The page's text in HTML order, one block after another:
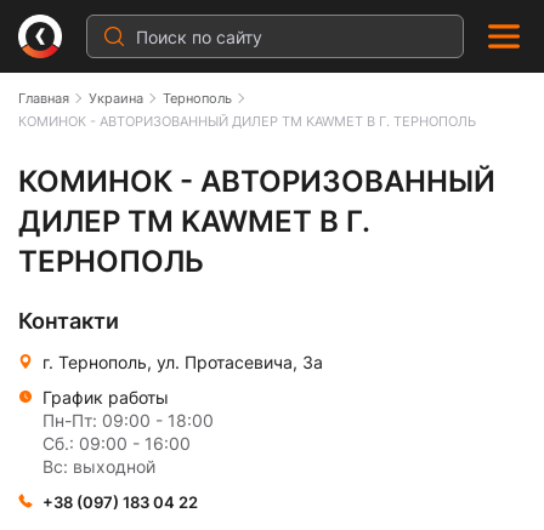
Главная Украина
Тернополь
КОМИНОК - АВТОРИЗОВАННЫЙ ДИЛЕР ТМ KAWMET В Г. ТЕРНОПОЛЬ
КОМИНОК - АВТОРИЗОВАННЫЙ
КОМИНОК - АВТОРИЗОВАННЫЙ
ДИЛЕР ТМ KAWMET В Г.
ТЕРНОПОЛЬ
Контакти
г. Тернополь, ул. Протасевича, 3а
График работы
Пн-Пт: 09:00 - 18:00
Сб.: 09:00 - 16:00
Вс: выходной
+38 (097) 183 04 22